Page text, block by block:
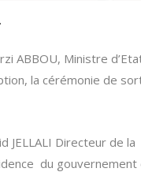
ABBOU, Ministre
la cérémonie de
JELLALI Directeur de la
du